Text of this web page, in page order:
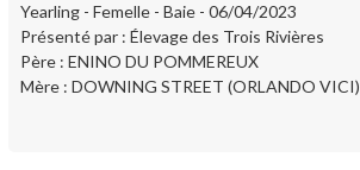
Yearling - Femelle - Baie - 06/04/2023
Présenté par : Élevage des Trois Rivières
Père : ENINO DU POMMEREUX
Mère : DOWNING STREET (ORLANDO VICI)